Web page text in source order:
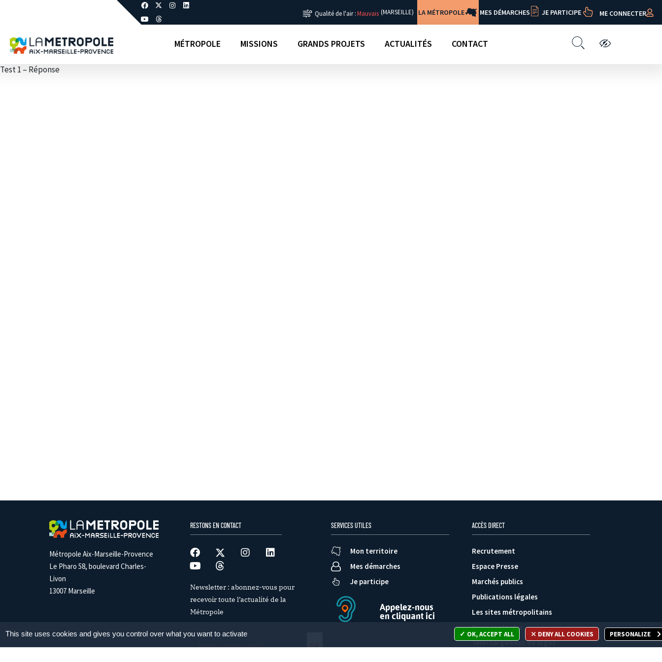
Qualité de l'air :Mauvais (MARSEILLE) LA MÉTROPOLE MES DÉMARCHES JE PARTICIPE ME CONNECTER
MÉTROPOLE MISSIONS GRANDS PROJETS ACTUALITÉS CONTACT
Test 1 – Réponse
Métropole Aix-Marseille-Provence
Le Pharo 58, boulevard Charles-
Livon
13007 Marseille
RESTONS EN CONTACT
Newsletter : abonnez-vous pour
recevoir toute l’actualité de la
Métropole
SERVICES UTILES
Mon territoire
Mes démarches
Je participe
Appelez-nous
en cliquant ici
ACCÈS DIRECT
Recrutement
Espace Presse
Marchés publics
Publications légales
Les sites métropolitains
Nous contacter
Téléchargement de logos
This site uses cookies and gives you control over what you want to activate OK, ACCEPT ALL DENY ALL COOKIES PERSONALIZE